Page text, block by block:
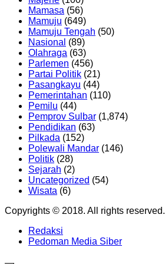
Mamasa (56)
Mamuju (649)
Mamuju Tengah (50)
Nasional (89)
Olahraga (63)
Parlemen (456)
Partai Politik (21)
Pasangkayu (44)
Pemerintahan (110)
Pemilu (44)
Pemprov Sulbar (1,874)
Pendidikan (63)
Pilkada (152)
Polewali Mandar (146)
Politik (28)
Sejarah (2)
Uncategorized (54)
Wisata (6)
Copyrights © 2018. All rights reserved.
Redaksi
Pedoman Media Siber